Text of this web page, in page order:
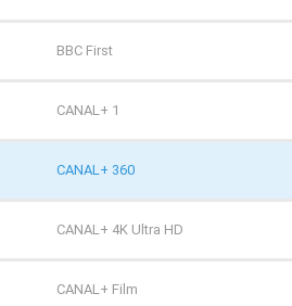
TV Puls 2
TVN 7
TVP HD
TVP Kultura
TVP Kultura 2
BBC First
CANAL+ 1
CANAL+ 360
CANAL+ 4K Ultra HD
CANAL+ Film